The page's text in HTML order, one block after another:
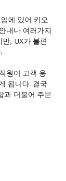
에 있어 키오
내나 여러가지
, UX가 불편
원이 고객 응
됩니다. 결국
과 더불어 주문